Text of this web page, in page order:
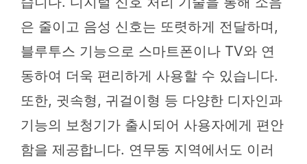
은 줄이고 음성 신호는 또렷하게 전달하며,
블루투스 기능으로 스마트폰이나 TV와 연
동하여 더욱 편리하게 사용할 수 있습니다.
또한, 귓속형, 귀걸이형 등 다양한 디자인과
기능의 보청기가 출시되어 사용자에게 편안
함을 제공합니다. 연무동 지역에서도 이러